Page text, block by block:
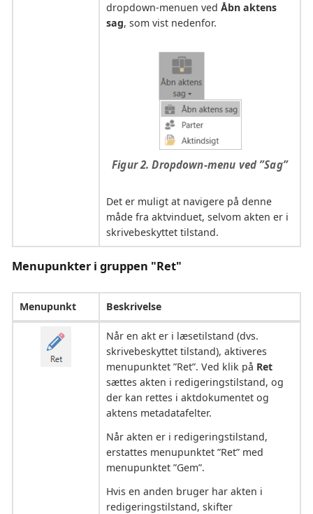
dropdown-menuen ved Åbn aktens
sag, som vist nedenfor.
Figur 2. Dropdown-menu ved ”Sag”
Det er muligt at navigere på denne
måde fra aktvinduet, selvom akten er i
skrivebeskyttet tilstand.
Menupunkter i gruppen "Ret"
Menupunkt Beskrivelse
Når en akt er i læsetilstand (dvs.
skrivebeskyttet tilstand), aktiveres
menupunktet ”Ret”. Ved klik på Ret
sættes akten i redigeringstilstand, og
der kan rettes i aktdokumentet og
aktens metadatafelter.
Når akten er i redigeringstilstand,
erstattes menupunktet ”Ret” med
menupunktet ”Gem”.
Hvis en anden bruger har akten i
redigeringstilstand, skifter